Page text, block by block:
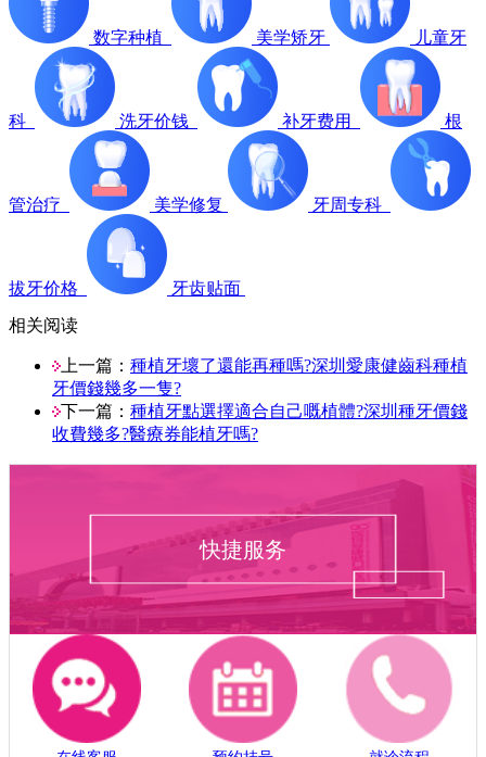
数字种植 美学矫牙 儿童牙
科 洗牙价钱 补牙费用 根
管治疗 美学修复 牙周专科
拔牙价格
牙齿贴面
相关阅读
上一篇： 種植牙壞了還能再種嗎?深圳愛康健齒科種植
牙價錢幾多一隻?
下一篇： 種植牙點選擇適合自己嘅植體?深圳種牙價錢
收費幾多?醫療券能植牙嗎?
快捷服务